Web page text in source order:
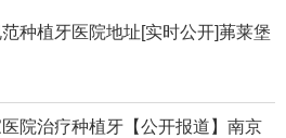
种植牙医院地址[实时公开]茀莱堡
医院治疗种植牙【公开报道】南京